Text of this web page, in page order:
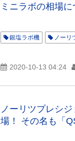
ミニラボの相場に
銀塩ラボ機 ノーリ
2020-10-13 04:24
ノーリツプレシ
場！ その名も「